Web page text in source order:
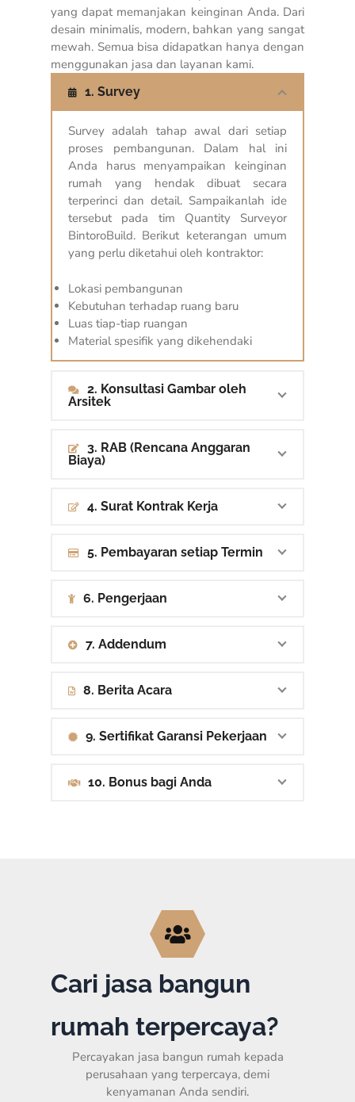
yang dapat memanjakan keinginan Anda. Dari
desain minimalis, modern, bahkan yang sangat
mewah. Semua bisa didapatkan hanya dengan
menggunakan jasa dan layanan kami.
1. Survey
Survey adalah tahap awal dari setiap
proses pembangunan. Dalam hal ini
Anda harus menyampaikan keinginan
rumah yang hendak dibuat secara
terperinci dan detail. Sampaikanlah ide
tersebut pada tim Quantity Surveyor
BintoroBuild. Berikut keterangan umum
yang perlu diketahui oleh kontraktor:
Lokasi pembangunan
Kebutuhan terhadap ruang baru
Luas tiap-tiap ruangan
Material spesifik yang dikehendaki
2. Konsultasi Gambar oleh
Arsitek
3. RAB (Rencana Anggaran
Biaya)
4. Surat Kontrak Kerja
5. Pembayaran setiap Termin
6. Pengerjaan
7. Addendum
8. Berita Acara
9. Sertifikat Garansi Pekerjaan
10. Bonus bagi Anda
Cari jasa bangun
rumah terpercaya?
Percayakan jasa bangun rumah kepada
perusahaan yang terpercaya, demi
kenyamanan Anda sendiri.